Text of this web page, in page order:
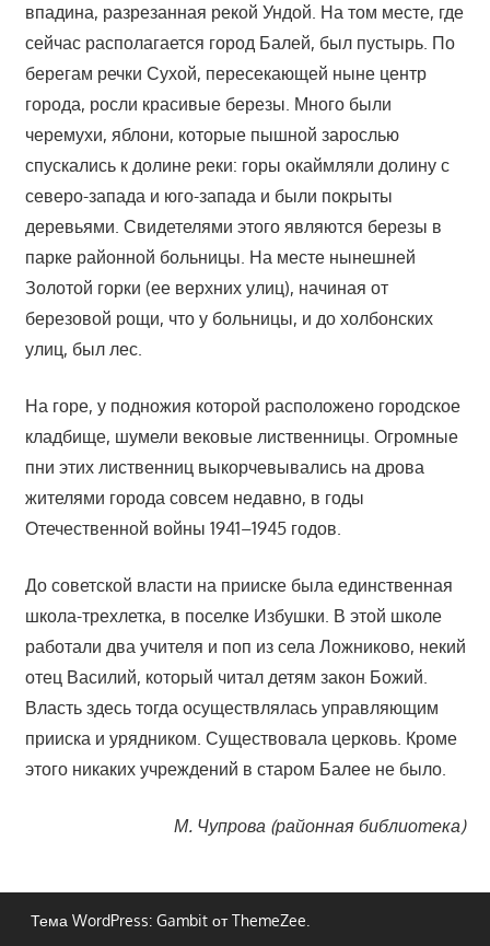
впадина, разрезанная рекой Ундой. На том месте, где
сейчас располагается город Балей, был пустырь. По
берегам речки Сухой, пересекающей ныне центр
города, росли красивые березы. Много были
черемухи, яблони, которые пышной зарослью
спускались к долине реки: горы окаймляли долину с
северо-запада и юго-запада и были покрыты
деревьями. Свидетелями этого являются березы в
парке районной больницы. На месте нынешней
Золотой горки (ее верхних улиц), начиная от
березовой рощи, что у больницы, и до холбонских
улиц, был лес.
На горе, у подножия которой расположено городское
кладбище, шумели вековые лиственницы. Огромные
пни этих лиственниц выкорчевывались на дрова
жителями города совсем недавно, в годы
Отечественной войны 1941–1945 годов.
До советской власти на прииске была единственная
школа-трехлетка, в поселке Избушки. В этой школе
работали два учителя и поп из села Ложниково, некий
отец Василий, который читал детям закон Божий.
Власть здесь тогда осуществлялась управляющим
прииска и урядником. Существовала церковь. Кроме
этого никаких учреждений в старом Балее не было.
М. Чупрова (районная библиотека)
Тема WordPress: Gambit от ThemeZee.